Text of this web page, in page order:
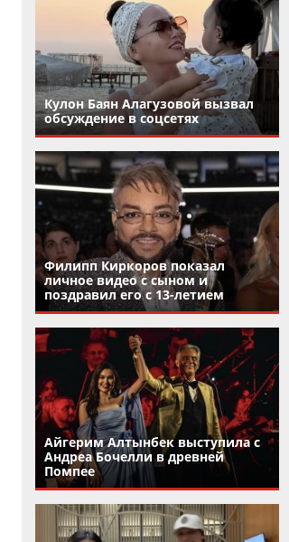
Кулон Баян Алагузовой вызвал
обсуждение в соцсетях
Филипп Киркоров показал
личное видео с сыном и
поздравил его с 13-летием
Айгерим Алтынбек выступила с
Андреа Бочелли в древней
Помпее